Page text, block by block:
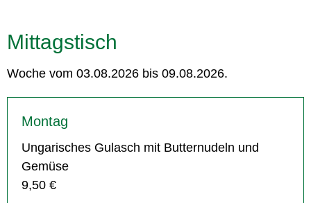
Mittagstisch
Woche vom 03.08.2026 bis 09.08.2026.
Montag
Ungarisches Gulasch mit Butternudeln und
Gemüse
9,50 €